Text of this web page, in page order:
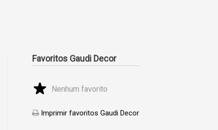
Favoritos Gaudi Decor
Nenhum favorito
Imprimir favoritos Gaudi Decor